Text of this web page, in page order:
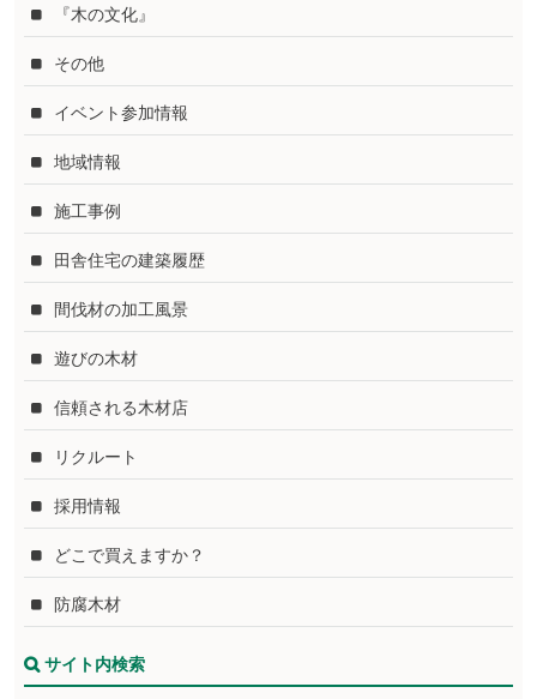
『木の文化』
その他
イベント参加情報
地域情報
施工事例
田舎住宅の建築履歴
間伐材の加工風景
遊びの木材
信頼される木材店
リクルート
採用情報
どこで買えますか？
防腐木材
サイト内検索